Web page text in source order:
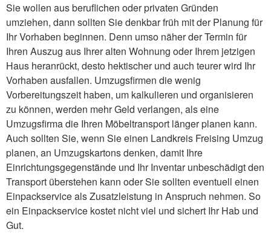
Sie wollen aus beruflichen oder privaten Gründen
umziehen, dann sollten Sie denkbar früh mit der Planung für
Ihr Vorhaben beginnen. Denn umso näher der Termin für
Ihren Auszug aus Ihrer alten Wohnung oder Ihrem jetzigen
Haus heranrückt, desto hektischer und auch teurer wird Ihr
Vorhaben ausfallen. Umzugsfirmen die wenig
Vorbereitungszeit haben, um kalkulieren und organisieren
zu können, werden mehr Geld verlangen, als eine
Umzugsfirma die Ihren Möbeltransport länger planen kann.
Auch sollten Sie, wenn Sie einen Landkreis Freising Umzug
planen, an Umzugskartons denken, damit Ihre
Einrichtungsgegenstände und Ihr Inventar unbeschädigt den
Transport überstehen kann oder Sie sollten eventuell einen
Einpackservice als Zusatzleistung in Anspruch nehmen. So
ein Einpackservice kostet nicht viel und sichert Ihr Hab und
Gut.